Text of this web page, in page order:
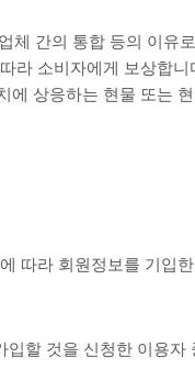
간의 통합 등의 이유
라 소비자에게 보상합
에 상응하는 현물 또는
따라 회원정보를 기입
입할 것을 신청한 이용